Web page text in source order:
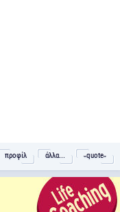
προφίλ άλλα... ˵quote˶